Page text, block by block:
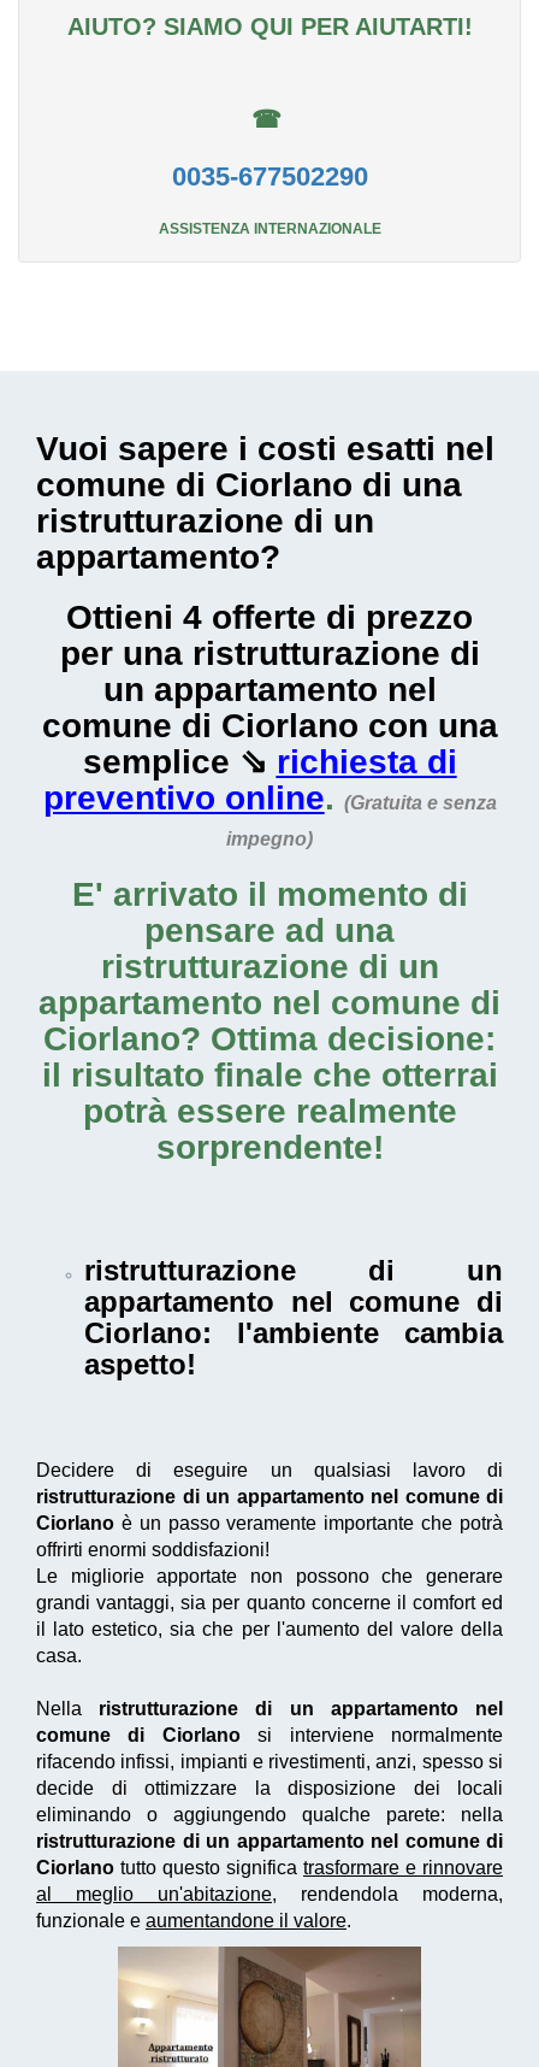
AIUTO? SIAMO QUI PER AIUTARTI!
☎
0035-677502290
ASSISTENZA INTERNAZIONALE
Vuoi sapere i costi esatti nel
comune di Ciorlano di una
ristrutturazione di un
appartamento?
Ottieni 4 offerte di prezzo
per una ristrutturazione di
un appartamento nel
comune di Ciorlano con una
semplice ⇘ richiesta di
preventivo online. (Gratuita e senza
impegno)
E' arrivato il momento di
pensare ad una
ristrutturazione di un
appartamento nel comune di
Ciorlano? Ottima decisione:
il risultato finale che otterrai
potrà essere realmente
sorprendente!
ristrutturazione di un
appartamento nel comune di
Ciorlano: l'ambiente cambia
aspetto!
Decidere di eseguire un qualsiasi lavoro di
ristrutturazione di un appartamento nel comune di
Ciorlano è un passo veramente importante che potrà
offrirti enormi soddisfazioni!
Le migliorie apportate non possono che generare
grandi vantaggi, sia per quanto concerne il comfort ed
il lato estetico, sia che per l'aumento del valore della
casa.
Nella ristrutturazione di un appartamento nel
comune di Ciorlanosi interviene normalmente
rifacendo infissi, impianti e rivestimenti, anzi, spesso si
decide di ottimizzare la disposizione dei locali
eliminando o aggiungendo qualche parete: nella
ristrutturazione di un appartamento nel comune di
Ciorlano tutto questo significa trasformare e rinnovare
al meglio un'abitazione, rendendola moderna,
funzionale e aumentandone il valore.